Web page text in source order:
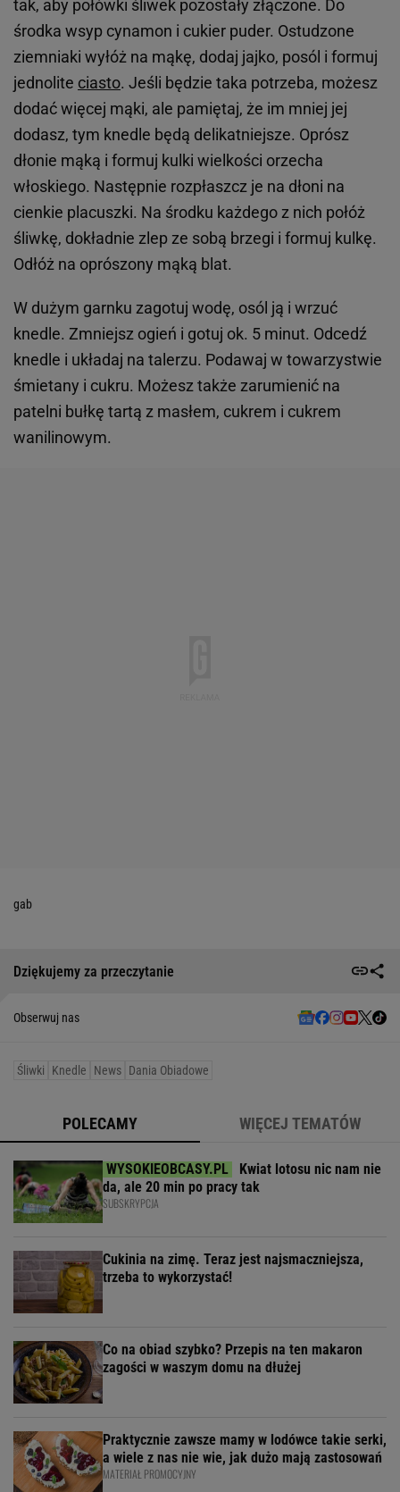
tak, aby połówki śliwek pozostały złączone. Do
środka wsyp cynamon i cukier puder. Ostudzone
ziemniaki wyłóż na mąkę, dodaj jajko, posól i formuj
jednolite ciasto. Jeśli będzie taka potrzeba, możesz
dodać więcej mąki, ale pamiętaj, że im mniej jej
dodasz, tym knedle będą delikatniejsze. Oprósz
dłonie mąką i formuj kulki wielkości orzecha
włoskiego. Następnie rozpłaszcz je na dłoni na
cienkie placuszki. Na środku każdego z nich połóż
śliwkę, dokładnie zlep ze sobą brzegi i formuj kulkę.
Odłóż na oprószony mąką blat.
W dużym garnku zagotuj wodę, osól ją i wrzuć
knedle. Zmniejsz ogień i gotuj ok. 5 minut. Odcedź
knedle i układaj na talerzu. Podawaj w towarzystwie
śmietany i cukru. Możesz także zarumienić na
patelni bułkę tartą z masłem, cukrem i cukrem
wanilinowym.
gab
Dziękujemy za przeczytanie
Obserwuj nas
Śliwki Knedle News Dania Obiadowe
POLECAMY WIĘCEJ TEMATÓW
Kwiat lotosu nic nam nie
da, ale 20 min po pracy tak
SUBSKRYPCJA
Cukinia na zimę. Teraz jest najsmaczniejsza,
trzeba to wykorzystać!
Co na obiad szybko? Przepis na ten makaron
zagości w waszym domu na dłużej
Praktycznie zawsze mamy w lodówce takie serki,
a wiele z nas nie wie, jak dużo mają zastosowań
MATERIAŁ PROMOCYJNY